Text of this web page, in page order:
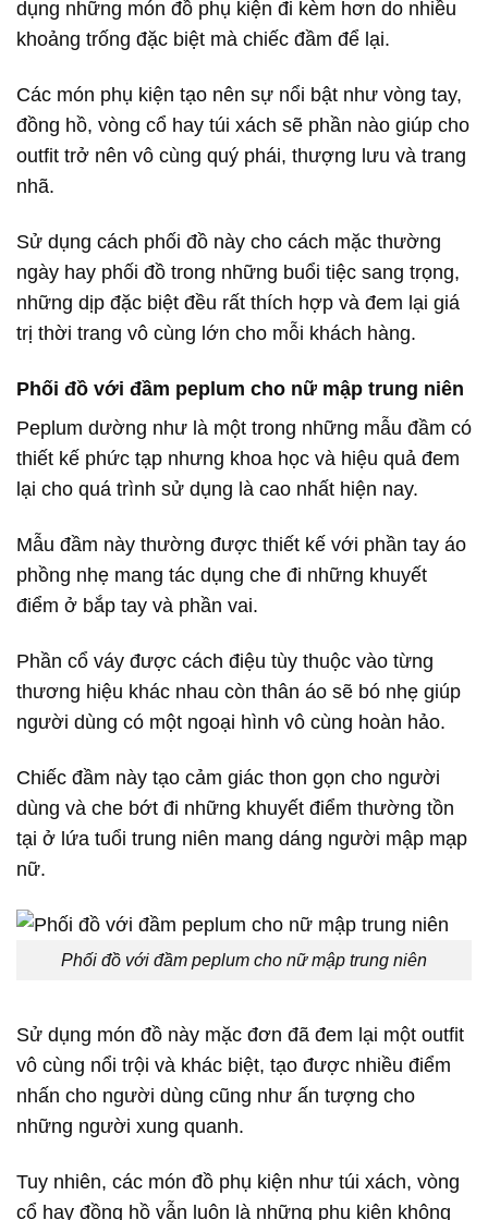
dụng những món đồ phụ kiện đi kèm hơn do nhiều
khoảng trống đặc biệt mà chiếc đầm để lại.
Các món phụ kiện tạo nên sự nổi bật như vòng tay,
đồng hồ, vòng cổ hay túi xách sẽ phần nào giúp cho
outfit trở nên vô cùng quý phái, thượng lưu và trang
nhã.
Sử dụng cách phối đồ này cho cách mặc thường
ngày hay phối đồ trong những buổi tiệc sang trọng,
những dịp đặc biệt đều rất thích hợp và đem lại giá
trị thời trang vô cùng lớn cho mỗi khách hàng.
Phối đồ với đầm peplum cho nữ mập trung niên
Peplum dường như là một trong những mẫu đầm có
thiết kế phức tạp nhưng khoa học và hiệu quả đem
lại cho quá trình sử dụng là cao nhất hiện nay.
Mẫu đầm này thường được thiết kế với phần tay áo
phồng nhẹ mang tác dụng che đi những khuyết
điểm ở bắp tay và phần vai.
Phần cổ váy được cách điệu tùy thuộc vào từng
thương hiệu khác nhau còn thân áo sẽ bó nhẹ giúp
người dùng có một ngoại hình vô cùng hoàn hảo.
Chiếc đầm này tạo cảm giác thon gọn cho người
dùng và che bớt đi những khuyết điểm thường tồn
tại ở lứa tuổi trung niên mang dáng người mập mạp
nữ.
Phối đồ với đầm peplum cho nữ mập trung niên
Sử dụng món đồ này mặc đơn đã đem lại một outfit
vô cùng nổi trội và khác biệt, tạo được nhiều điểm
nhấn cho người dùng cũng như ấn tượng cho
những người xung quanh.
Tuy nhiên, các món đồ phụ kiện như túi xách, vòng
cổ hay đồng hồ vẫn luôn là những phụ kiện không